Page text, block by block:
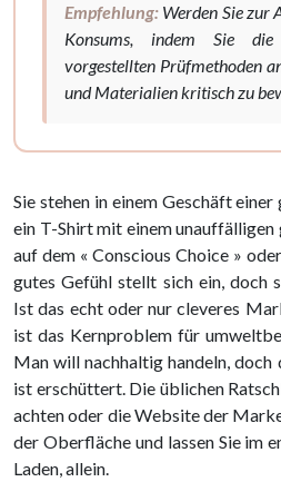
Empfehlung: Werden Sie zur
Konsums, indem Sie
vorgestellten Prüfmethoden
und Materialien kritisch zu
Sie stehen in einem Geschäft
ein T-Shirt mit einem
auf dem « Conscious Choice »
gutes Gefühl stellt sich ein, doch
Ist das echt oder nur cleveres
ist das Kernproblem für
Man will nachhaltig handeln, doch
ist erschüttert. Die üblichen
achten oder die Website der
der Oberfläche und lassen Sie im
Laden, allein.